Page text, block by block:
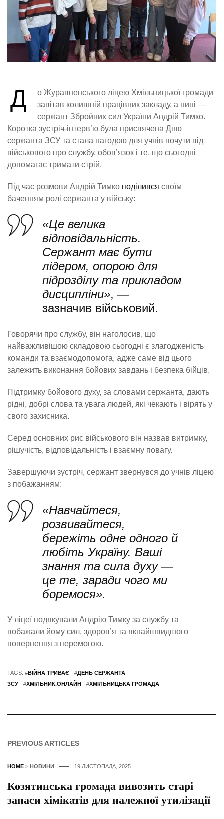
Д
о Журавненського ліцею Хмільницької громади
завітав колишній працівник закладу, а нині —
сержант Збройних сил України Андрій Тимко.
Коротка зустріч-інтерв’ю була присвячена Дню
сержанта ЗСУ та стала нагодою для учнів почути від
військового про службу, обов’язок і те, що сьогодні
допомагає тримати стрій.
Під час розмови Андрій Тимко поділився своїм
баченням ролі сержанта у війську:
«Це велика
відповідальність.
Сержант має бути
лідером, опорою для
підрозділу та прикладом
дисципліни», —
зазначив військовий.
Говорячи про службу, він наголосив, що
найважливішою складовою сьогодні є злагодженість
команди та взаємодопомога, адже саме від цього
залежить виконання бойових завдань і безпека бійців.
Підтримку бойового духу, за словами сержанта, дають
рідні, добрі слова та увага людей, які чекають і вірять у
свого захисника.
Серед основних рис військового він назвав витримку,
рішучість, відповідальність і взаємну повагу.
Завершуючи зустріч, сержант звернувся до учнів ліцею
з побажанням:
«Навчайтеся,
розвивайтеся,
бережіть одне одного й
любіть Україну. Ваші
знання та сила духу —
це те, заради чого ми
боремося».
У ліцеї подякували Андрію Тимку за службу та
побажали йому сил, здоров’я та якнайшвидшого
повернення з перемогою.
TAGS: #ВІЙНА ТРИВАЄ #ДЕНЬ СЕРЖАНТА
ЗСУ
#ХМІЛЬНИК.ОНЛАЙН #ХМІЛЬНИЦЬКА ГРОМАДА
PREVIOUS ARTICLES
HOME > НОВИНИ 19 ЛИСТОПАДА, 2025
Козятинська громада вивозить старі
запаси хімікатів для належної утилізації